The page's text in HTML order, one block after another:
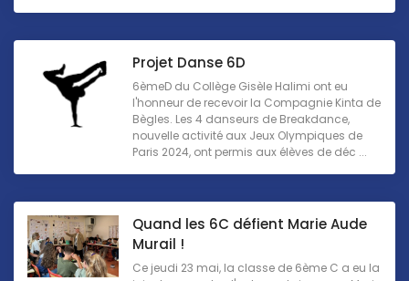
Projet Danse 6D
6èmeD du Collège Gisèle Halimi ont eu
l'honneur de recevoir la Compagnie Kinta de
Bègles. Les 4 danseurs de Breakdance,
nouvelle activité aux Jeux Olympiques de
Paris 2024, ont permis aux élèves de déc ...
Quand les 6C défient Marie Aude
Murail !
Ce jeudi 23 mai, la classe de 6ème C a eu la